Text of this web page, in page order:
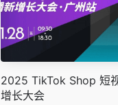
2025 TikTok Shop 短
增长大会